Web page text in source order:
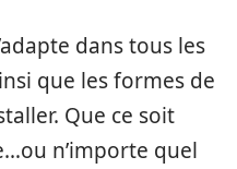
dans tous les
que les formes de
Que ce soit
n’importe quel